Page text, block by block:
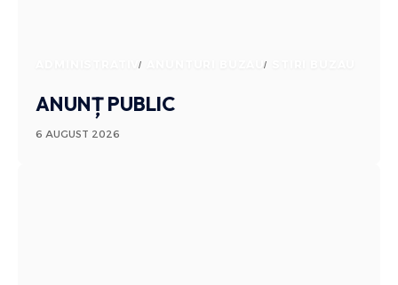
ADMINISTRATIV ANUNTURI BUZAU
ANUNȚ PUBLIC
6 AUGUST 2026